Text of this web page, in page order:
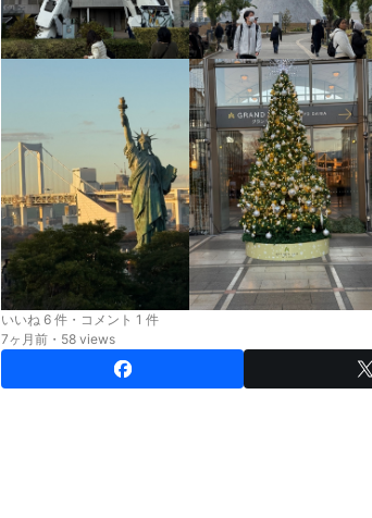
いいね 6 件・コメント 1 件
7ヶ月前・58 views